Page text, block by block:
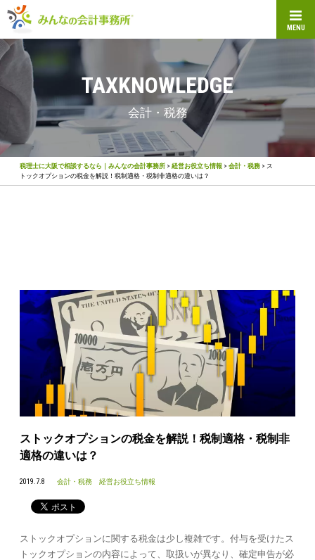
MENU
TAXKNOWLEDGE
会計・税務
税理士に大阪で相談するなら｜みんなの会計事務所 > 経営お役立ち情報 > 会計・税務 > ス
トックオプションの税金を解説！税制適格・税制非適格の違いは？
ストックオプションの税金を解説！税制適格・税制非
適格の違いは？
2019.7.8 会計・税務 経営お役立ち情報
ストックオプションに関する税金は少し複雑です。付与を受けたス
トックオプションの内容によって、取扱いが異なり、確定申告が必